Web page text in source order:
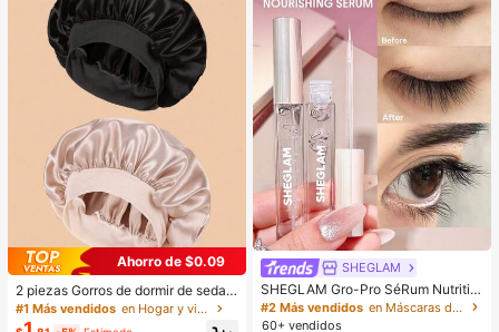
Ahorro de $0.09
2 piezas Gorros de dormir de seda y
satén de lujo, unicolor, gorros elásti
cos de protección del cabello, liger
#1 Más vendidos en Hogar y vida
SHEGLAM
SHEGLAM Gro-Pro SéRum Nutritiv
o Para PestañAs PestañAs Marca D
e Belleza CosméTica Maquillaje Pa
#2 Más vendidos
en Máscaras de pestañas
60+ vendidos